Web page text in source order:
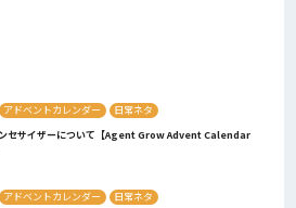
アドベントカレンダー
日常ネタ
セサイザーについて【Agent Grow Advent Calendar
アドベントカレンダー
日常ネタ